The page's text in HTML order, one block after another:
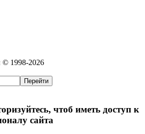
1998-2026
чтоб иметь доступ к
сайта